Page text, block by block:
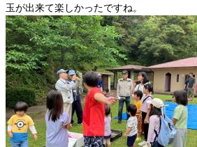
玉が出来て楽しかったですね。